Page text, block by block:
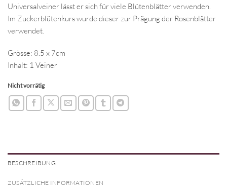
Universalveiner lässt er sich für viele Blütenblätter verwenden.
Im Zuckerblütenkurs wurde dieser zur Prägung der Rosenblätter
verwendet.
Grösse: 8.5 x 7cm
Inhalt: 1 Veiner
Nicht vorrätig
BESCHREIBUNG
ZUSÄTZLICHE INFORMATIONEN